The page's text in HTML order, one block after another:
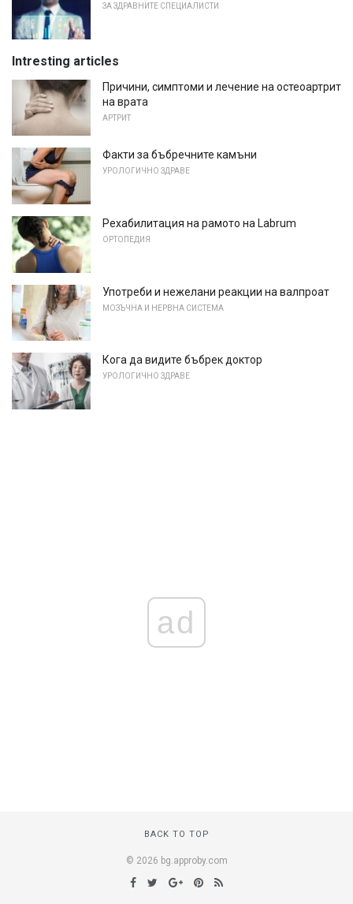
ЗА ЗДРАВНИТЕ СПЕЦИАЛИСТИ
Intresting articles
Причини, симптоми и лечение на остеоартрит
на врата
АРТРИТ
Факти за бъбречните камъни
УРОЛОГИЧНО ЗДРАВЕ
Рехабилитация на рамото на Labrum
ОРТОПЕДИЯ
Употреби и нежелани реакции на валпроат
МОЗЪЧНА И НЕРВНА СИСТЕМА
Кога да видите бъбрек доктор
УРОЛОГИЧНО ЗДРАВЕ
ad
BACK TO TOP
© 2026 bg.approby.com